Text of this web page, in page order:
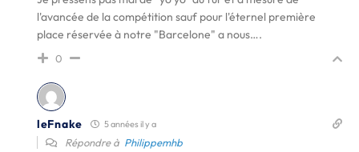
l'avancée de la compétition sauf pour l'éternel première
place réservée à notre "Barcelone" a nous….
0
leFnake 5 années il y a
Répondre à Philippemhb